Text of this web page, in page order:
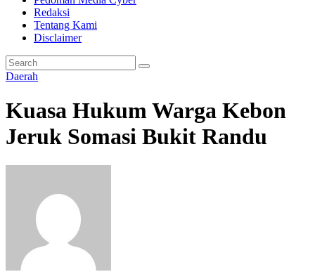
Redaksi
Tentang Kami
Disclaimer
Daerah
Kuasa Hukum Warga Kebon
Jeruk Somasi Bukit Randu